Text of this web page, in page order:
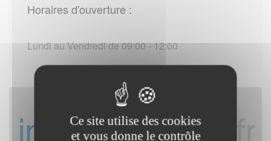
Horaires d'ouverture :
Lundi au Vendredi de 09:00 - 12:00
Ce site utilise des cookies
et vous donne le contrôle